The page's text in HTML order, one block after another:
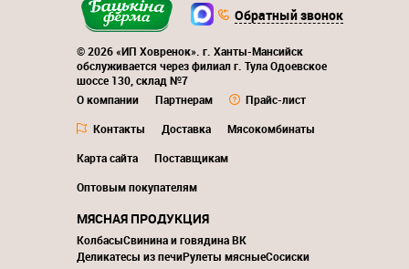
© 2026 «ИП Ховренок». г. Ханты-Мансийск
обслуживается через филиал г. Тула Одоевское
шоссе 130, склад №7
О компании
Партнерам
Прайс-лист
Контакты
Доставка
Мясокомбинаты
Карта сайта
Поставщикам
Оптовым покупателям
Обратный звонок
МЯСНАЯ ПРОДУКЦИЯ
КолбасыСвинина и говядина ВК
Деликатесы из печиРулеты мясныеСосиски